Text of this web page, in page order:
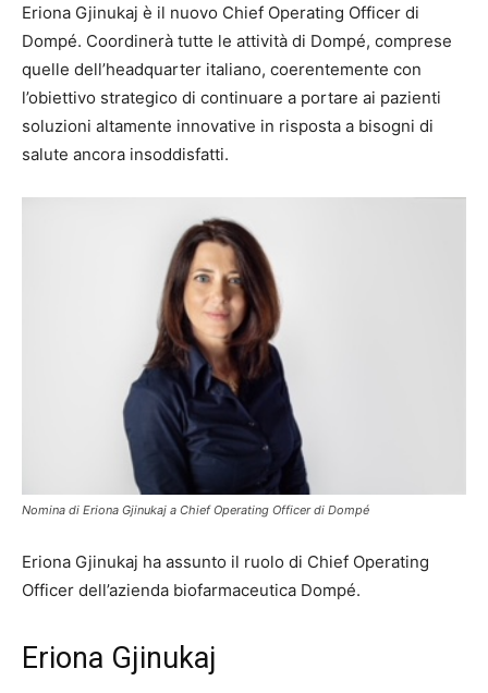
Eriona Gjinukaj è il nuovo Chief Operating Officer di
Dompé. Coordinerà tutte le attività di Dompé, comprese
quelle dell’headquarter italiano, coerentemente con
l’obiettivo strategico di continuare a portare ai pazienti
soluzioni altamente innovative in risposta a bisogni di
salute ancora insoddisfatti.
Nomina di Eriona Gjinukaj a Chief Operating Officer di Dompé
Eriona Gjinukaj ha assunto il ruolo di Chief Operating
Officer dell’azienda biofarmaceutica Dompé.
Eriona Gjinukaj